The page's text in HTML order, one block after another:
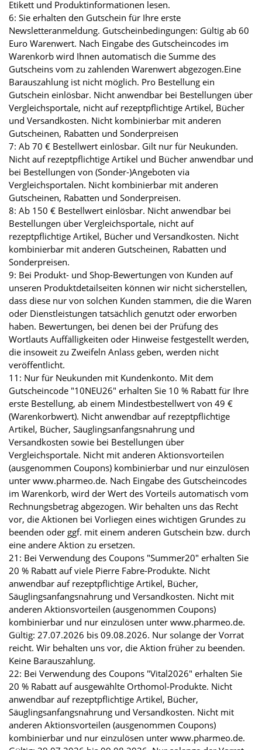
Etikett und Produktinformationen lesen.
6: Sie erhalten den Gutschein für Ihre erste
Newsletteranmeldung. Gutscheinbedingungen: Gültig ab 60
Euro Warenwert. Nach Eingabe des Gutscheincodes im
Warenkorb wird Ihnen automatisch die Summe des
Gutscheins vom zu zahlenden Warenwert abgezogen.Eine
Barauszahlung ist nicht möglich. Pro Bestellung ein
Gutschein einlösbar. Nicht anwendbar bei Bestellungen über
Vergleichsportale, nicht auf rezeptpflichtige Artikel, Bücher
und Versandkosten. Nicht kombinierbar mit anderen
Gutscheinen, Rabatten und Sonderpreisen
7: Ab 70 € Bestellwert einlösbar. Gilt nur für Neukunden.
Nicht auf rezeptpflichtige Artikel und Bücher anwendbar und
bei Bestellungen von (Sonder-)Angeboten via
Vergleichsportalen. Nicht kombinierbar mit anderen
Gutscheinen, Rabatten und Sonderpreisen.
8: Ab 150 € Bestellwert einlösbar. Nicht anwendbar bei
Bestellungen über Vergleichsportale, nicht auf
rezeptpflichtige Artikel, Bücher und Versandkosten. Nicht
kombinierbar mit anderen Gutscheinen, Rabatten und
Sonderpreisen.
9: Bei Produkt- und Shop-Bewertungen von Kunden auf
unseren Produktdetailseiten können wir nicht sicherstellen,
dass diese nur von solchen Kunden stammen, die die Waren
oder Dienstleistungen tatsächlich genutzt oder erworben
haben. Bewertungen, bei denen bei der Prüfung des
Wortlauts Auffälligkeiten oder Hinweise festgestellt werden,
die insoweit zu Zweifeln Anlass geben, werden nicht
veröffentlicht.
11: Nur für Neukunden mit Kundenkonto. Mit dem
Gutscheincode "10NEU26" erhalten Sie 10 % Rabatt für Ihre
erste Bestellung, ab einem Mindestbestellwert von 49 €
(Warenkorbwert). Nicht anwendbar auf rezeptpflichtige
Artikel, Bücher, Säuglingsanfangsnahrung und
Versandkosten sowie bei Bestellungen über
Vergleichsportale. Nicht mit anderen Aktionsvorteilen
(ausgenommen Coupons) kombinierbar und nur einzulösen
unter www.pharmeo.de. Nach Eingabe des Gutscheincodes
im Warenkorb, wird der Wert des Vorteils automatisch vom
Rechnungsbetrag abgezogen. Wir behalten uns das Recht
vor, die Aktionen bei Vorliegen eines wichtigen Grundes zu
beenden oder ggf. mit einem anderen Gutschein bzw. durch
eine andere Aktion zu ersetzen.
21: Bei Verwendung des Coupons "Summer20" erhalten Sie
20 % Rabatt auf viele Pierre Fabre-Produkte. Nicht
anwendbar auf rezeptpflichtige Artikel, Bücher,
Säuglingsanfangsnahrung und Versandkosten. Nicht mit
anderen Aktionsvorteilen (ausgenommen Coupons)
kombinierbar und nur einzulösen unter www.pharmeo.de.
Gültig: 27.07.2026 bis 09.08.2026. Nur solange der Vorrat
reicht. Wir behalten uns vor, die Aktion früher zu beenden.
Keine Barauszahlung.
22: Bei Verwendung des Coupons "Vital2026" erhalten Sie
20 % Rabatt auf ausgewählte Orthomol-Produkte. Nicht
anwendbar auf rezeptpflichtige Artikel, Bücher,
Säuglingsanfangsnahrung und Versandkosten. Nicht mit
anderen Aktionsvorteilen (ausgenommen Coupons)
kombinierbar und nur einzulösen unter www.pharmeo.de.